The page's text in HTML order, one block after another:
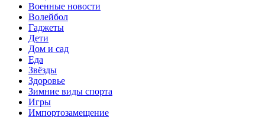
Военные новости
Волейбол
Гаджеты
Дети
Дом и сад
Еда
Звёзды
Здоровье
Зимние виды спорта
Игры
Импортозамещение